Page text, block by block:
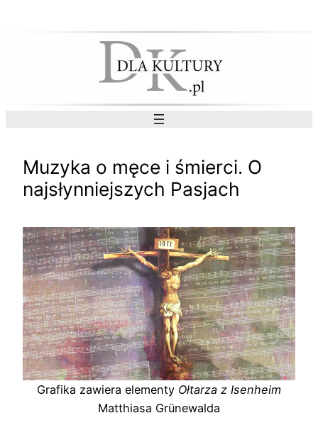
Muzyka o męce i śmierci. O
najsłynniejszych Pasjach
Grafika zawiera elementy Ołtarza z Isenheim
Matthiasa Grünewalda